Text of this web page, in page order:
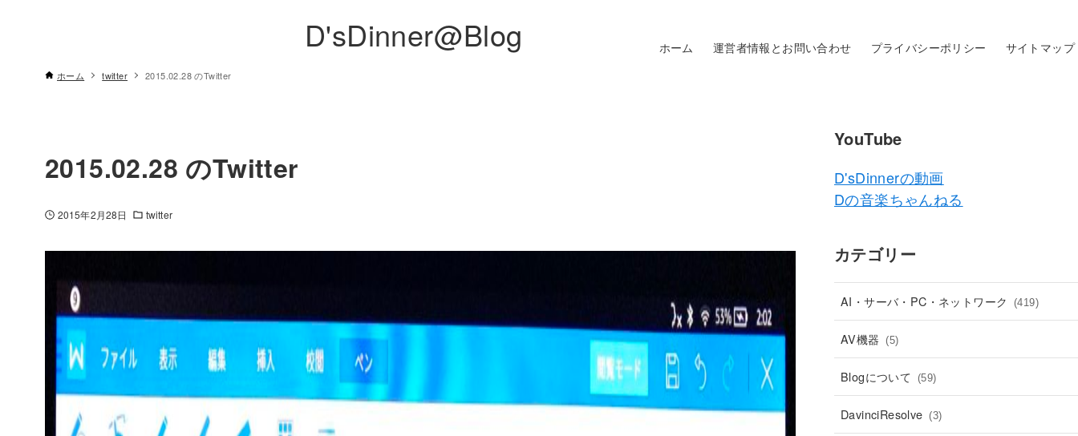
D'sDinner@Blog ホーム 運営者情報とお問い合わせ プライバシーポリシー サイトマップ
ホーム twitter 2015.02.28 のTwitter
2015.02.28 のTwitter
2015年2月28日 twitter
YouTube
D'sDinnerの動画
Dの音楽ちゃんねる
カテゴリー
AI・サーバ・PC・ネットワーク (419)
AV機器 (5)
Blogについて (59)
DavinciResolve (3)